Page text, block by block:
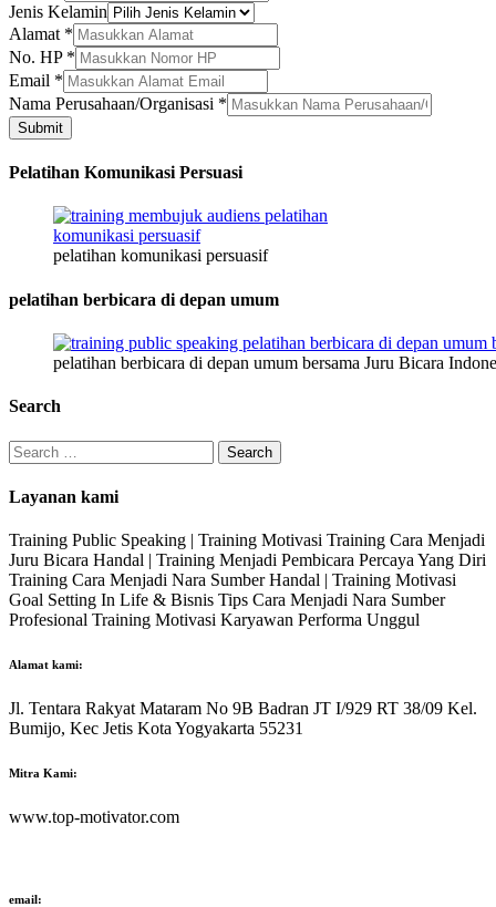
HP
Jenis
Kelamin
Jenis Kelamin
Alamat *
No. HP *
Email *
Nama Perusahaan/Organisasi *
Submit
Pelatihan Komunikasi Persuasi
pelatihan komunikasi persuasif
pelatihan berbicara di depan umum
pelatihan berbicara di depan umum bersama Juru Bicara
Search
Search
for:
Layanan kami
Training Public Speaking | Training Motivasi Training Cara Menjadi
Juru Bicara Handal | Training Menjadi Pembicara Percaya Yang Diri
Training Cara Menjadi Nara Sumber Handal | Training Motivasi
Goal Setting In Life & Bisnis Tips Cara Menjadi Nara Sumber
Profesional Training Motivasi Karyawan Performa Unggul
Alamat kami:
Jl. Tentara Rakyat Mataram No 9B Badran JT I/929 RT 38/09 Kel.
Bumijo, Kec Jetis Kota Yogyakarta 55231
Mitra Kami:
www.top-motivator.com
email: